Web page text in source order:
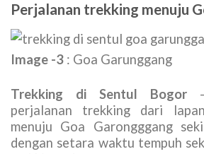
Perjalanan trekking menuju
Image -3 : Goa Garunggang
Trekking di Sentul Bogor
perjalanan trekking dari
menuju Goa Garongggang
dengan setara waktu tempuh